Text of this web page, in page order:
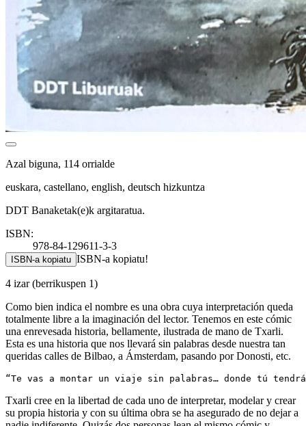
Azal biguna, 114 orrialde
euskara, castellano, english, deutsch hizkuntza
DDT Banaketak(e)k argitaratua.
ISBN:
978-84-129611-3-3
ISBN-a kopiatu ISBN-a kopiatu!
4 izar(berrikuspen 1)
Como bien indica el nombre es una obra cuya interpretación queda
totalmente libre a la imaginación del lector. Tenemos en este cómic
una enrevesada historia, bellamente, ilustrada de mano de Txarli.
Esta es una historia que nos llevará sin palabras desde nuestra tan
queridas calles de Bilbao, a Ámsterdam, pasando por Donosti, etc.
Txarli cree en la libertad de cada uno de interpretar, modelar y crear
su propia historia y con su última obra se ha asegurado de no dejar a